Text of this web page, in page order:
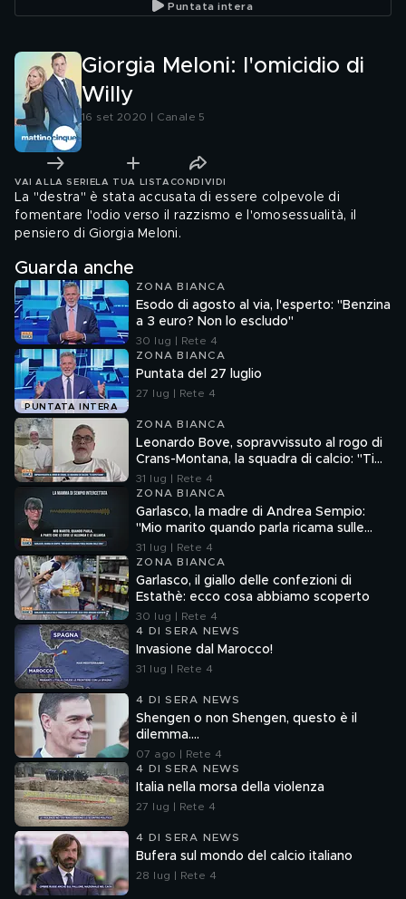
Puntata intera
Giorgia Meloni: l'omicidio di
Willy
16 set 2020 | Canale 5
VAI ALLA SERIE LA TUA LISTA CONDIVIDI
La "destra" è stata accusata di essere colpevole di
fomentare l'odio verso il razzismo e l'omosessualità, il
pensiero di Giorgia Meloni.
Guarda anche
ZONA BIANCA
Esodo di agosto al via, l'esperto: "Benzina
a 3 euro? Non lo escludo"
30 lug | Rete 4
PUNTATA INTERA
ZONA BIANCA
Puntata del 27 luglio
27 lug | Rete 4
ZONA BIANCA
Leonardo Bove, sopravvissuto al rogo di
Crans-Montana, la squadra di calcio: "Ti
aspettiamo"
31 lug | Rete 4
ZONA BIANCA
Garlasco, la madre di Andrea Sempio:
"Mio marito quando parla ricama sulle
cose"
31 lug | Rete 4
ZONA BIANCA
Garlasco, il giallo delle confezioni di
Estathè: ecco cosa abbiamo scoperto
30 lug | Rete 4
4 DI SERA NEWS
Invasione dal Marocco!
31 lug | Rete 4
4 DI SERA NEWS
Shengen o non Shengen, questo è il
dilemma....
07 ago | Rete 4
4 DI SERA NEWS
Italia nella morsa della violenza
27 lug | Rete 4
4 DI SERA NEWS
Bufera sul mondo del calcio italiano
28 lug | Rete 4